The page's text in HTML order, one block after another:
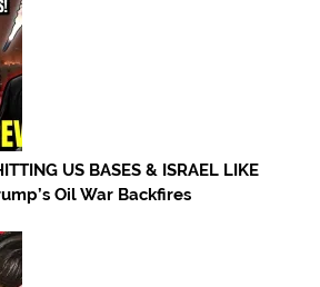
US BASES & ISRAEL LIKE
Oil War Backfires